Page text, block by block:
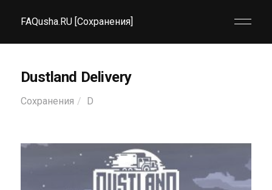
FAQusha.RU [Сохранения]
Dustland Delivery
Сохранения D